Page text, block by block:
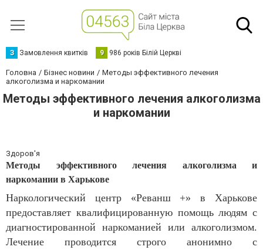
З Замовлення квитків 9 986 років Білій Церкві
Головна Бізнес новини
Методы эффективного лечения
алкоголизма и наркомании
Методы эффективного лечения алкоголизма
и наркомании
Здоров'я
Методы эффективного лечения алкоголизма и
наркомании в Харькове
Наркологический центр «Реванш +» в Харькове
предоставляет квалифицированную помощь людям с
диагностированной наркоманией или алкоголизмом.
Лечение проводится строго анонимно с